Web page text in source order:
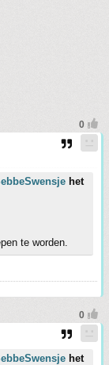
het
te worden.
het